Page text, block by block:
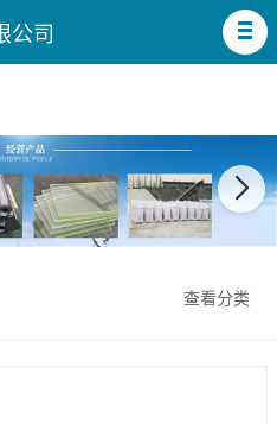
公司
查看分类